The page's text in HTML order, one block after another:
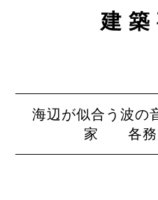
建築
海辺が似合う波の
家 各務